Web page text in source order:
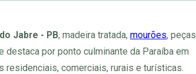
Jabre - PB, madeira tratada, mourões, peças
por ponto culminante da Paraíba em
residenciais, comerciais, rurais e turísticas.